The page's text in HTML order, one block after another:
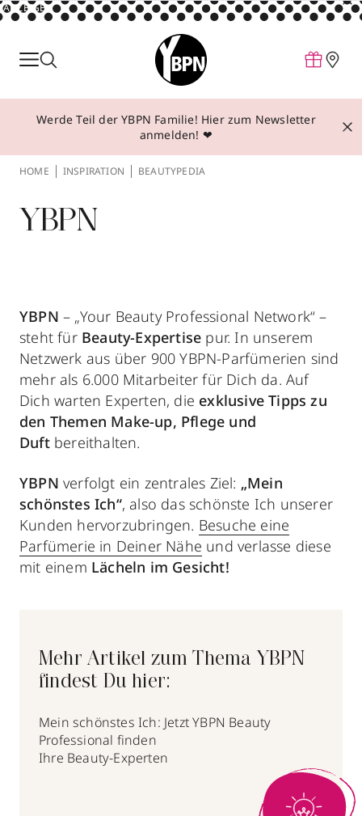
ANZEIGE
Parfum
Make-up
Behandlungen
Über YBPN
Werde Teil der YBPN Familie! Hier zum Newsletter
anmelden! ❤
HOME INSPIRATION BEAUTYPEDIA
YBPN
YBPN – „Your Beauty Professional Network“ –
steht für Beauty-Expertise pur. In unserem
Netzwerk aus über 900 YBPN-Parfümerien sind
mehr als 6.000 Mitarbeiter für Dich da. Auf
Dich warten Experten, die exklusive Tipps zu
den Themen Make-up, Pflege und
Duftbereithalten.
YBPN verfolgt ein zentrales Ziel: „Mein
schönstes Ich“, also das schönste Ich unserer
Kunden hervorzubringen. Besuche eine
Parfümerie in Deiner Nähe und verlasse diese
mit einem Lächeln im Gesicht!
Mehr Artikel zum Thema YBPN
findest Du hier:
Mein schönstes Ich: Jetzt YBPN Beauty
Professional finden
Ihre Beauty-Experten